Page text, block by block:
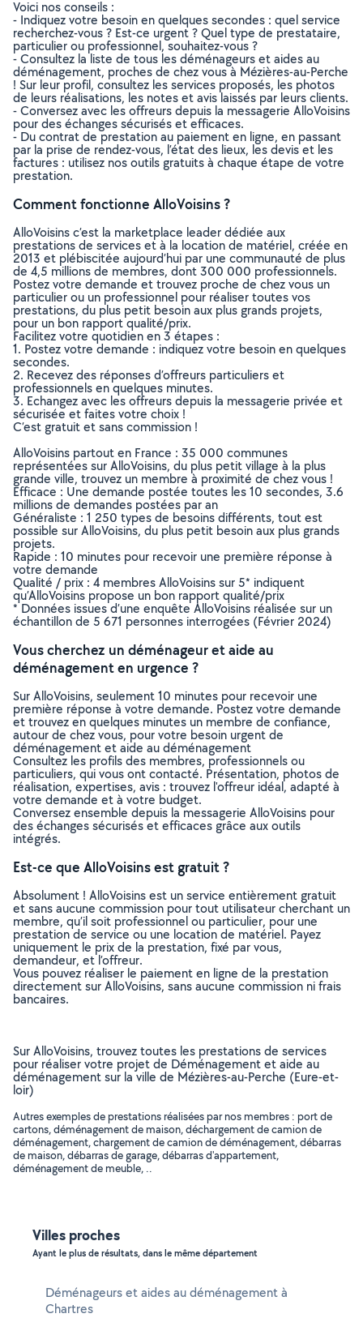
Voici nos conseils :
- Indiquez votre besoin en quelques secondes : quel service
recherchez-vous ? Est-ce urgent ? Quel type de prestataire,
particulier ou professionnel, souhaitez-vous ?
- Consultez la liste de tous les déménageurs et aides au
déménagement, proches de chez vous à Mézières-au-Perche
! Sur leur profil, consultez les services proposés, les photos
de leurs réalisations, les notes et avis laissés par leurs clients.
- Conversez avec les offreurs depuis la messagerie AlloVoisins
pour des échanges sécurisés et efficaces.
- Du contrat de prestation au paiement en ligne, en passant
par la prise de rendez-vous, l’état des lieux, les devis et les
factures : utilisez nos outils gratuits à chaque étape de votre
prestation.
Comment fonctionne AlloVoisins ?
AlloVoisins c’est la marketplace leader dédiée aux
prestations de services et à la location de matériel, créée en
2013 et plébiscitée aujourd’hui par une communauté de plus
de 4,5 millions de membres, dont 300 000 professionnels.
Postez votre demande et trouvez proche de chez vous un
particulier ou un professionnel pour réaliser toutes vos
prestations, du plus petit besoin aux plus grands projets,
pour un bon rapport qualité/prix.
Facilitez votre quotidien en 3 étapes :
1. Postez votre demande : indiquez votre besoin en quelques
secondes.
2. Recevez des réponses d’offreurs particuliers et
professionnels en quelques minutes.
3. Echangez avec les offreurs depuis la messagerie privée et
sécurisée et faites votre choix !
C’est gratuit et sans commission !
AlloVoisins partout en France : 35 000 communes
représentées sur AlloVoisins, du plus petit village à la plus
grande ville, trouvez un membre à proximité de chez vous !
Efficace : Une demande postée toutes les 10 secondes, 3.6
millions de demandes postées par an
Généraliste : 1 250 types de besoins différents, tout est
possible sur AlloVoisins, du plus petit besoin aux plus grands
projets.
Rapide : 10 minutes pour recevoir une première réponse à
votre demande
Qualité / prix : 4 membres AlloVoisins sur 5* indiquent
qu’AlloVoisins propose un bon rapport qualité/prix
* Données issues d’une enquête AlloVoisins réalisée sur un
échantillon de 5 671 personnes interrogées (Février 2024)
Vous cherchez un déménageur et aide au
déménagement en urgence ?
Sur AlloVoisins, seulement 10 minutes pour recevoir une
première réponse à votre demande. Postez votre demande
et trouvez en quelques minutes un membre de confiance,
autour de chez vous, pour votre besoin urgent de
déménagement et aide au déménagement
Consultez les profils des membres, professionnels ou
particuliers, qui vous ont contacté. Présentation, photos de
réalisation, expertises, avis : trouvez l'offreur idéal, adapté à
votre demande et à votre budget.
Conversez ensemble depuis la messagerie AlloVoisins pour
des échanges sécurisés et efficaces grâce aux outils
intégrés.
Est-ce que AlloVoisins est gratuit ?
Absolument ! AlloVoisins est un service entièrement gratuit
et sans aucune commission pour tout utilisateur cherchant un
membre, qu’il soit professionnel ou particulier, pour une
prestation de service ou une location de matériel. Payez
uniquement le prix de la prestation, fixé par vous,
demandeur, et l’offreur.
Vous pouvez réaliser le paiement en ligne de la prestation
directement sur AlloVoisins, sans aucune commission ni frais
bancaires.
Sur AlloVoisins, trouvez toutes les prestations de services
pour réaliser votre projet de Déménagement et aide au
déménagement sur la ville de Mézières-au-Perche (Eure-et-
loir)
Autres exemples de prestations réalisées par nos membres : port de
cartons, déménagement de maison, déchargement de camion de
déménagement, chargement de camion de déménagement, débarras
de maison, débarras de garage, débarras d'appartement,
déménagement de meuble, ..
Villes proches
Ayant le plus de résultats, dans le même département
Déménageurs et aides au déménagement à
Chartres